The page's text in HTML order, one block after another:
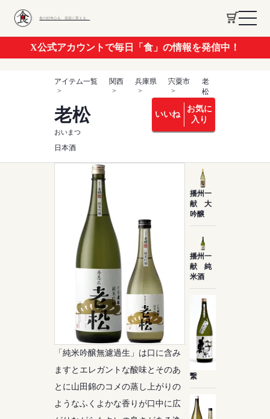
食の好奇心を、資産に変える。
X公式アカウントで毎日「食」の情報を発信中！
アイテム一覧 関西 兵庫県 宍粟市
老
松
老松
おいまつ
日本酒
いいね
お気に
入り
「純米吟醸無濾過生」は口に含み
ますとエレガントな酸味とそのあ
とに山田錦のコメの蒸し上がりの
ようなふくよかな香りが口中に広
播州一
献 大
吟醸
播州一
献 純
米酒
繋